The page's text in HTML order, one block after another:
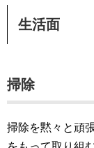
生活面
掃除
掃除を黙々と頑